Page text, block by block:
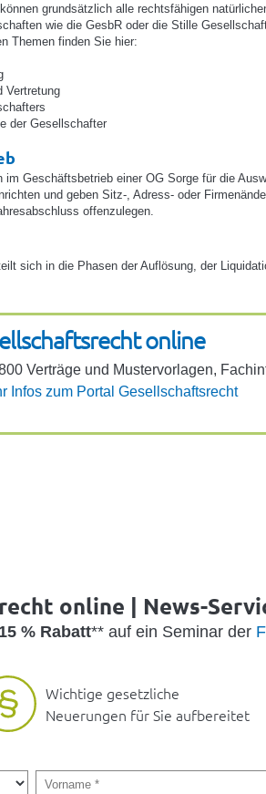
grundsätzlich alle rechtsfähigen
wie die GesbR oder die Stille
Themen finden Sie hier:
Vertretung
der Gesellschafter
im Geschäftsbetrieb einer OG Sorge für die
und geben Sitz-, Adress- oder
offenzulegen.
sich in die Phasen der Auflösung, der
online
Verträge und Muster­vor­lagen,
Infos zum Portal Gesell­schafts­recht
online | News-
15 % Rabatt** auf ein Seminar der
Wichtige gesetzliche
Neuerungen für Sie aufbereitet